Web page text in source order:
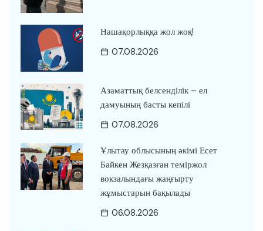
Нашақорлыққа жол жоқ!
07.08.2026
Азаматтық белсенділік – ел
дамуының басты кепілі
07.08.2026
Ұлытау облысының әкімі Есет
Байкен Жезқазған теміржол
вокзалындағы жаңғырту
жұмыстарын бақылады
06.08.2026